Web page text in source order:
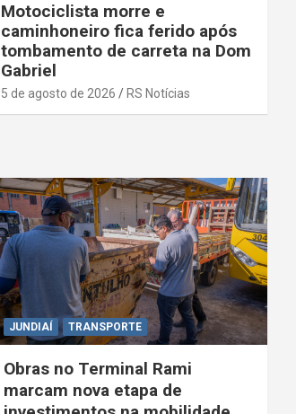
Motociclista morre e
caminhoneiro fica ferido após
tombamento de carreta na Dom
Gabriel
5 de agosto de 2026 RS Notícias
JUNDIAÍ TRANSPORTE
Obras no Terminal Rami
marcam nova etapa de